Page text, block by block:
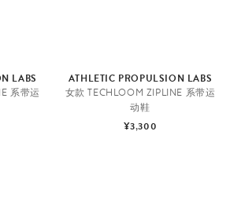
LABS
系带运
ATHLETIC PROPULSION LABS
女款 TECHLOOM ZIPLINE 系带运
动鞋
¥3,300